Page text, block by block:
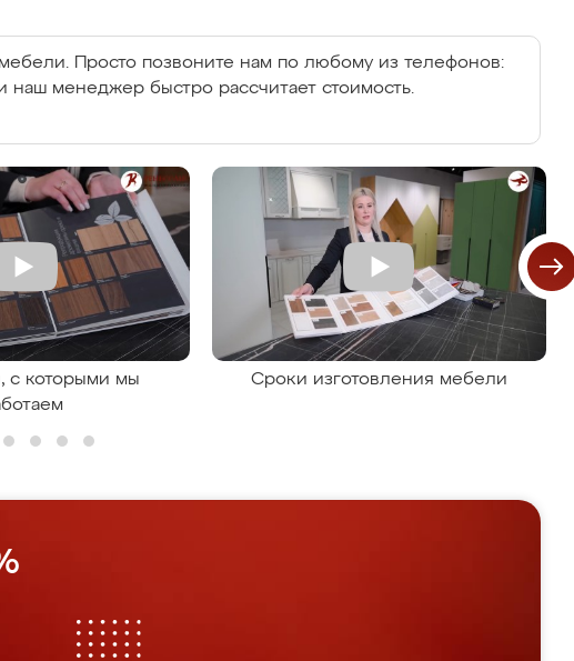
Просто позвоните нам по любому из телефонов:
наш менеджер быстро рассчитает стоимость.
с которыми мы
Сроки изготовления мебели